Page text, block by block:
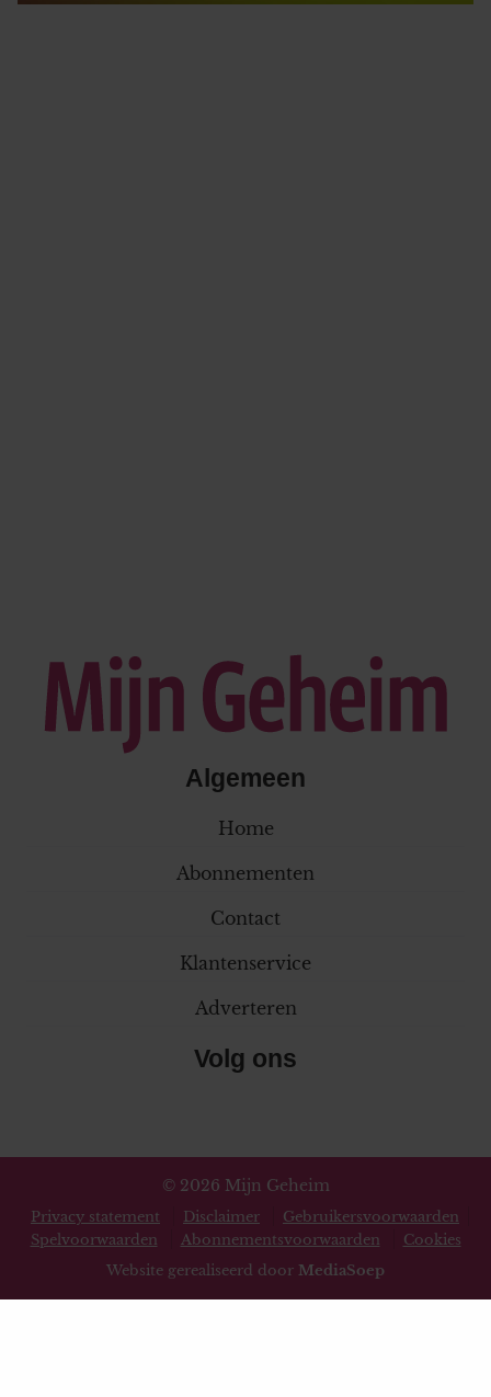
Algemeen
Home
Abonnementen
Contact
Klantenservice
Adverteren
Volg ons
© 2026 Mijn Geheim
Privacy statement Disclaimer
Gebruikersvoorwaarden
Spelvoorwaarden
Abonnementsvoorwaarden
Cookies
Website gerealiseerd door MediaSoep